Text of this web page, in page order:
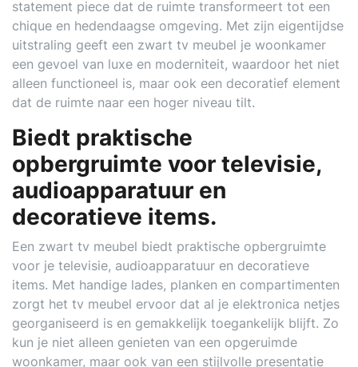
statement piece dat de ruimte transformeert tot een
chique en hedendaagse omgeving. Met zijn eigentijdse
uitstraling geeft een zwart tv meubel je woonkamer
een gevoel van luxe en moderniteit, waardoor het niet
alleen functioneel is, maar ook een decoratief element
dat de ruimte naar een hoger niveau tilt.
Biedt praktische
opbergruimte voor televisie,
audioapparatuur en
decoratieve items.
Een zwart tv meubel biedt praktische opbergruimte
voor je televisie, audioapparatuur en decoratieve
items. Met handige lades, planken en compartimenten
zorgt het tv meubel ervoor dat al je elektronica netjes
georganiseerd is en gemakkelijk toegankelijk blijft. Zo
kun je niet alleen genieten van een opgeruimde
woonkamer, maar ook van een stijlvolle presentatie